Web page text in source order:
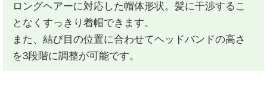
ロングヘアーに対応した帽体形状。髪に干渉するこ
となくすっきり着帽できます。
また、結び目の位置に合わせてヘッドバンドの高さ
を3段階に調整が可能です。